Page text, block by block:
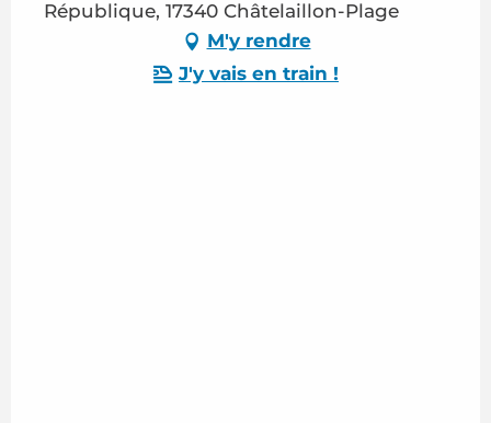
République, 17340 Châtelaillon-Plage
M'y rendre
J'y vais en train !